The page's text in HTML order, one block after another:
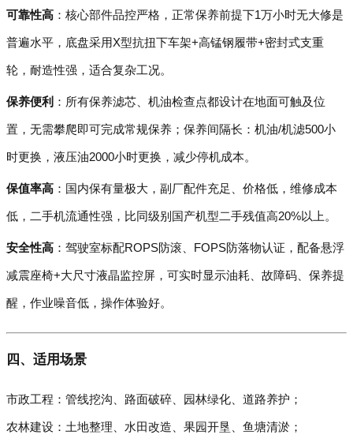
可靠性高 ：核心部件品控严格，正常保养前提下1万小时无大修是
普遍水平，底盘采用X型抗扭下车架+高锰钢履带+密封式支重
轮，耐造性强，适合复杂工况。
保养便利 ：所有保养滤芯、机油检查点都设计在地面可触及位
置，无需攀爬即可完成常规保养；保养间隔长：机油/机滤500小
时更换，液压油2000小时更换，减少停机成本。
保值率高 ：国内保有量极大，副厂配件充足、价格低，维修成本
低，二手机流通性强，比同级别国产机型二手残值高20%以上。
安全性高 ：驾驶室标配ROPS防滚、FOPS防落物认证，配备悬浮
减震座椅+大尺寸液晶监控屏，可实时显示油耗、故障码、保养提
醒，作业噪音低，操作体验好。
四、适用场景
市政工程：管线挖沟、路面破碎、园林绿化、道路养护；
农林建设：土地整理、水田改造、果园开垦、鱼塘清淤；